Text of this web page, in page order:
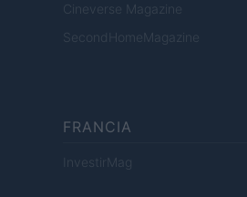
Cineverse Magazine
SecondHomeMagazine
FRANCIA
InvestirMag